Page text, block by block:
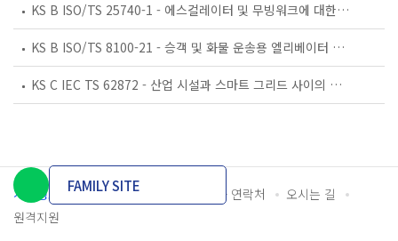
KS B ISO/TS 25740-1 - 에스컬레이터 및 무빙워크에 대한 안전요건 — 제1부: 세계공통 필수 안전요건(GESRs)
KS B ISO/TS 8100-21 - 승객 및 화물 운송용 엘리베이터 —제21부: 세계공통 필수안전요건(GESRs)을 충족하는 세계공통 안전 파라미터(GSPs)
KS C IEC TS 62872 - 산업 시설과 스마트 그리드 사이의 산업 공정 측정, 제어 및 자동화 시스템 인터페이스
개인정보처리방침 이용약관 담당자 연락처
오시는 길
원격지원
FAMILY SITE